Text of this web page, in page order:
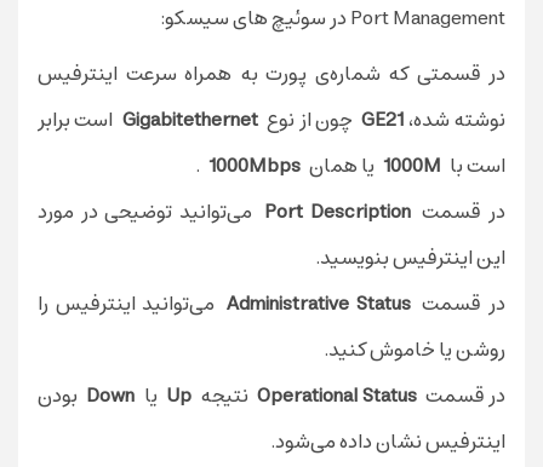
Port Management در سوئیچ های سیسکو:
در قسمتی که شماره‌ی پورت به همراه سرعت اینترفیس
نوشته شده،GE21 چون از نوعGigabitethernet است برابر
است با 1000M یا همان 1000Mbps
.
در قسمتPort Description می‌توانید توضیحی در مورد
این اینترفیس بنویسید.
در قسمتAdministrative Status می‌توانید اینترفیس را
روشن یا خاموش کنید.
در قسمتOperational StatusنتیجهUp یا Down بودن
اینترفیس نشان داده می‌شود.